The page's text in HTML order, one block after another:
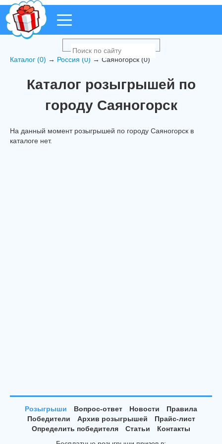
Каталог (0) → Россия (0) → Саяногорск (0)
Каталог розыгрышей по
городу Саяногорск
На данный момент розыгрышей по городу Саяногорск в
каталоге нет.
Розыгрыши Вопрос-ответ Новости
Правила
Победители
Архив розыгрышей
Прайс-лист
Определить победителя
Статьи
Контакты